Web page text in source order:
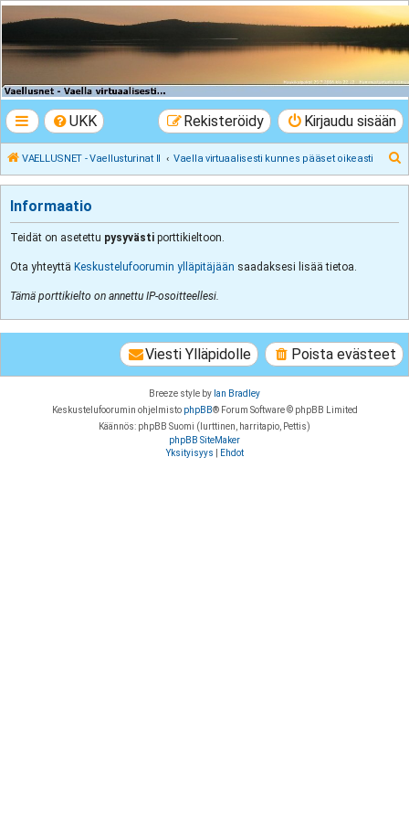
VAELLUSNET -
Vaellusturinat II
UKK Kirjaudu sisään
Rekisteröidy
VAELLUSNET - Vaellusturinat II Vaella virtuaalisesti kunnes pääset oikeasti
Informaatio
Teidät on asetettu pysyvästi porttikieltoon.
Ota yhteyttä Keskustelufoorumin ylläpitäjään saadaksesi lisää tietoa.
Tämä porttikielto on annettu IP-osoitteellesi.
Poista evästeet
Viesti Ylläpidolle
Breeze style by Ian Bradley
Keskustelufoorumin ohjelmisto phpBB® Forum Software © phpBB Limited
Käännös: phpBB Suomi (lurttinen, harritapio, Pettis)
phpBB SiteMaker
Yksityisyys
Ehdot